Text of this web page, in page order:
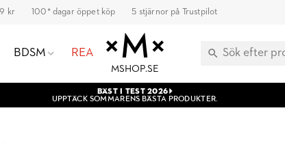
kr 100* dagar öppet köp 5 stjärnor på Trustpilot
BDSM REA
MSHOP.SE
BÄST I TEST 2026
UPPTÄCK SOMMARENS BÄSTA PRODUKTER.